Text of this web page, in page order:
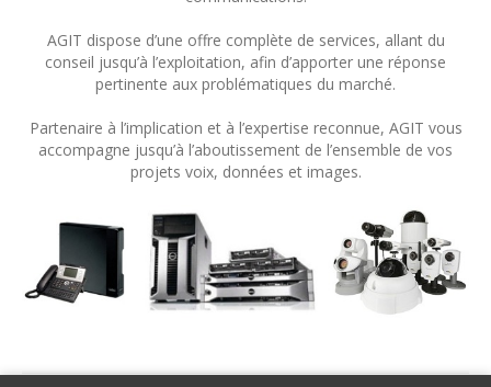
AGIT dispose d’une offre complète de services, allant du
conseil jusqu’à l’exploitation, afin d’apporter une réponse
pertinente aux problématiques du marché.
Partenaire à l’implication et à l’expertise reconnue, AGIT vous
accompagne jusqu’à l’aboutissement de l’ensemble de vos
projets voix, données et images.